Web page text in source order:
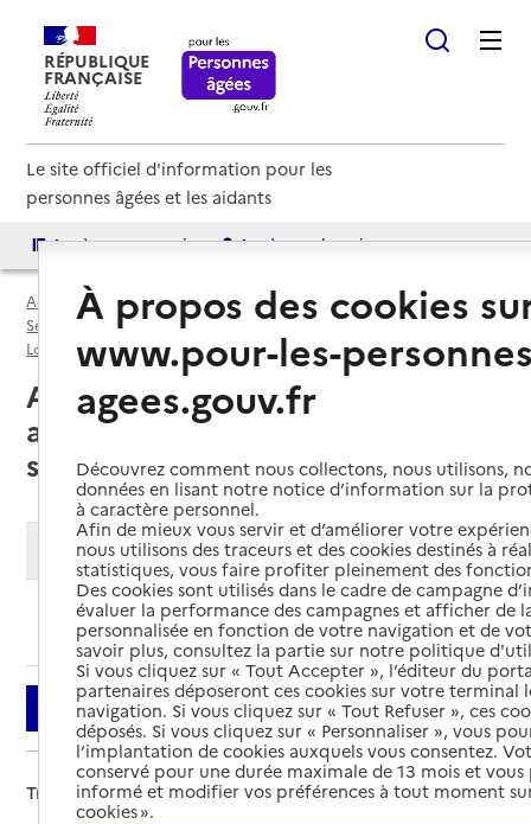
RÉPUBLIQUE
FRANÇAISE
Le site officiel d'information pour les
personnes âgées et les aidants
Accès aux annuaires Accès par besoin
Accueil
Espace annuaire
Services autonomie à domicile (aide et soins) par département
Lot-et-Garonne (47)
Service autonomie à domicile (aide et soins)
Agen (47000) : liste des services
autonomie à domicile (aide et
soins)
Modifier ma recherche
Ajouter cette recherche aux favoris
Filtrer
Trier par :
À propos des cookies
www.pour-les-
agees.gouv.fr
Découvrez comment nous collectons, nous utilisons,
données en lisant notre notice d’information sur la
à caractère personnel.
Afin de mieux vous servir et d’améliorer votre
nous utilisons des traceurs et des cookies destinés à
statistiques, vous faire profiter pleinement des
Des cookies sont utilisés dans le cadre de campagne
évaluer la performance des campagnes et afficher de
personnalisée en fonction de votre navigation et de
savoir plus, consultez la partie sur notre politique
Si vous cliquez sur « Tout Accepter », l’éditeur du
partenaires déposeront ces cookies sur votre terminal
navigation. Si vous cliquez sur « Tout Refuser », ces
déposés. Si vous cliquez sur « Personnaliser », vous
l’implantation de cookies auxquels vous consentez.
conservé pour une durée maximale de 13 mois et
informé et modifier vos préférences à tout moment
cookies ».